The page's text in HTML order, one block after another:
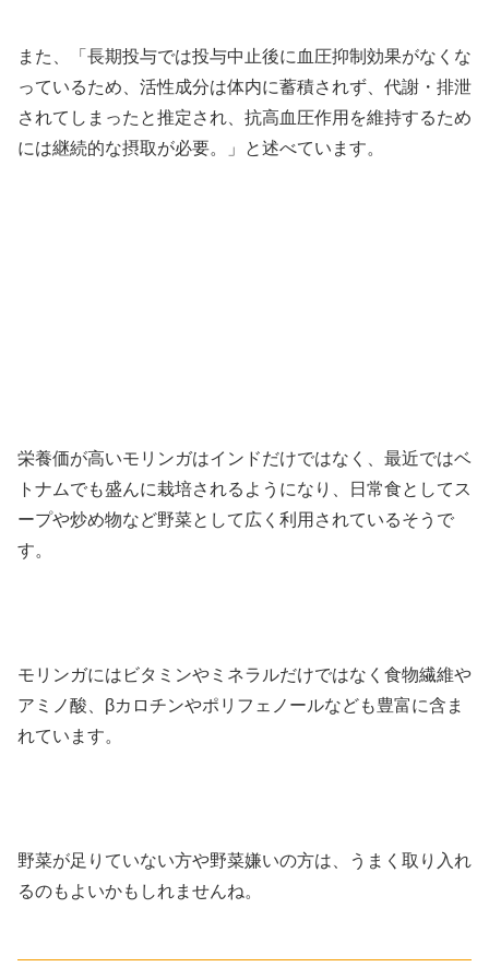
また、「長期投与では投与中止後に血圧抑制効果がなくな
っているため、活性成分は体内に蓄積されず、代謝・排泄
されてしまったと推定され、抗高血圧作用を維持するため
には継続的な摂取が必要。」と述べています。
栄養価が高いモリンガはインドだけではなく、最近ではベ
トナムでも盛んに栽培されるようになり、日常食としてス
ープや炒め物など野菜として広く利用されているそうで
す。
モリンガにはビタミンやミネラルだけではなく食物繊維や
アミノ酸、βカロチンやポリフェノールなども豊富に含ま
れています。
野菜が足りていない方や野菜嫌いの方は、うまく取り入れ
るのもよいかもしれませんね。